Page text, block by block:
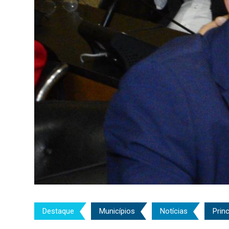
Destaque Municípios Notícias